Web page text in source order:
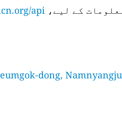
api/
dong,